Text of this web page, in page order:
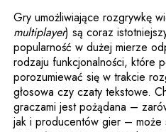
Gry umożliwiające rozgrywkę
multiplayer) są coraz
popularność w dużej mierze
rodzaju funkcjonalności, które
porozumiewać się w trakcie
głosowa czy czaty tekstowe.
graczami jest pożądana –
jak i producentów gier – może